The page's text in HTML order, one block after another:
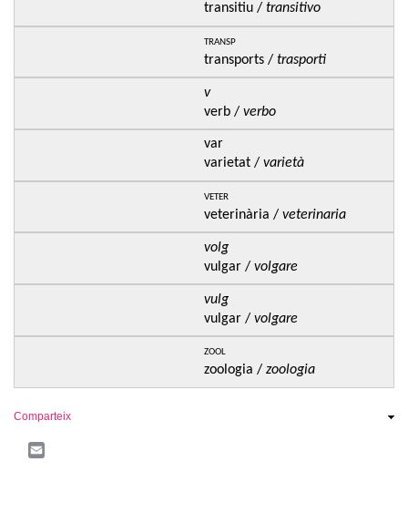
transitiu / transitivo
transp
transports / trasporti
v
verb / verbo
var
varietat / varietà
veter
veterinària / veterinaria
volg
vulgar / volgare
vulg
vulgar / volgare
zool
zoologia / zoologia
Comparteix